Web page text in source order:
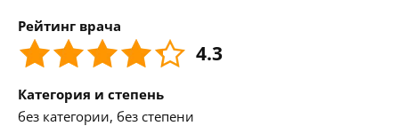
Рейтинг врача
4.3
Категория и степень
без категории, без степени